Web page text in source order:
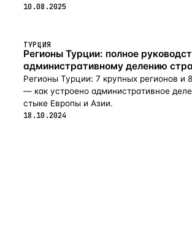
пенсии в 2026-м.
10.08.2025
ТУРЦИЯ
Регионы Турции: полное
административному делению
Регионы Турции: 7 крупных регионов и
— как устроено административное
стыке Европы и Азии.
18.10.2024